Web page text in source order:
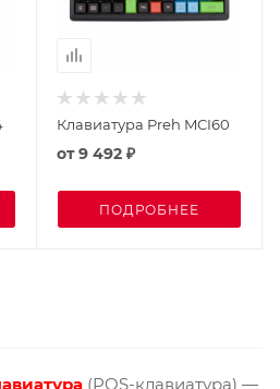
Клавиатура Preh MCI60
от9 492 ₽
ПОДРОБНЕЕ
(POS-клавиатура) —